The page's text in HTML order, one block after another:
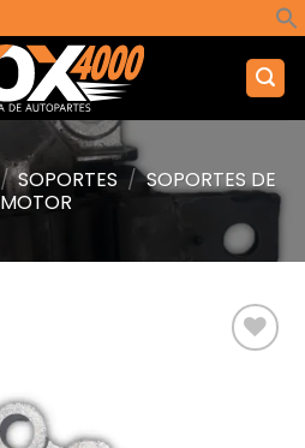
/ SOPORTES / SOPORTES DE
MOTOR